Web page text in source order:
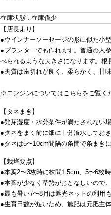
在庫状態 : 在庫僅少
【店長より】
●ウインナーソーセージの形に似た小
●プランターでも作れます。普通の人
べられるような大きさになります。根
●肉質は歯切れが良く、柔らかく、甘
※ニンジンについてはこちらをご覧く
【タネまき】
●発芽湿度・水分条件が満たされない
●タネをまく前に畑に十分潅水してお
●タネは5〜10cm間隔の条間で条まき
【栽培要点】
●本葉2〜3枚時に株間1.5cm、5〜6枚
●本葉が少なく草勢がおとなしいので
●最も暑い7〜8月は遮光ネットの利用
●生育日数が短いため、施肥は元肥主